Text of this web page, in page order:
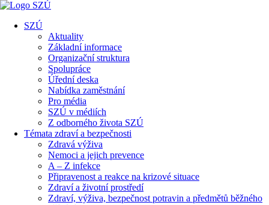
SZÚ
Aktuality
Základní informace
Organizační struktura
Spolupráce
Úřední deska
Nabídka zaměstnání
Pro média
SZÚ v médiích
Z odborného života SZÚ
Témata zdraví a bezpečnosti
Zdravá výživa
Nemoci a jejich prevence
A – Z infekce
Připravenost a reakce na krizové situace
Zdraví a životní prostředí
Zdraví, výživa, bezpečnost potravin a předmětů běžného